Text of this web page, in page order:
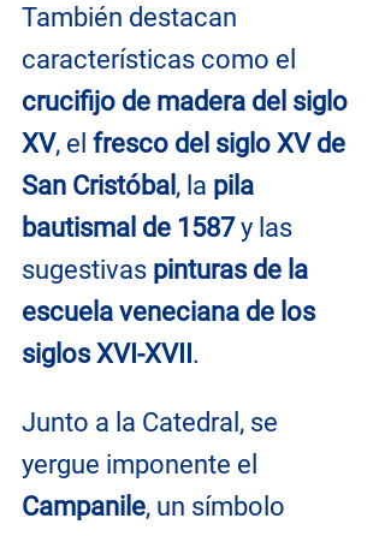
También destacan
características como el
crucifijo de madera del siglo
XV, el fresco del siglo XV de
San Cristóbal , la pila
bautismal de 1587 y las
sugestivas pinturas de la
escuela veneciana de los
siglos XVI-XVII .
Junto a la Catedral, se
yergue imponente el
Campanile, un símbolo